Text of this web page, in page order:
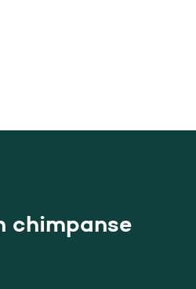
chimpanse